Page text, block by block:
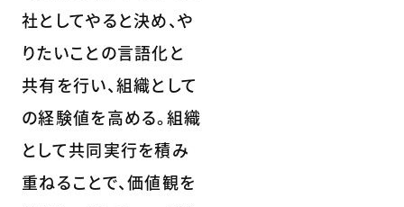
社としてやると決め、や
りたいことの言語化と
共有を行い、組織として
の経験値を高める。組織
として共同実行を積み
重ねることで、価値観を